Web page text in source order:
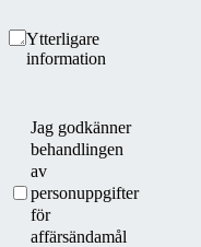
Ytterligare
information
Jag godkänner
behandlingen
av
personuppgifter
för
affärsändamål